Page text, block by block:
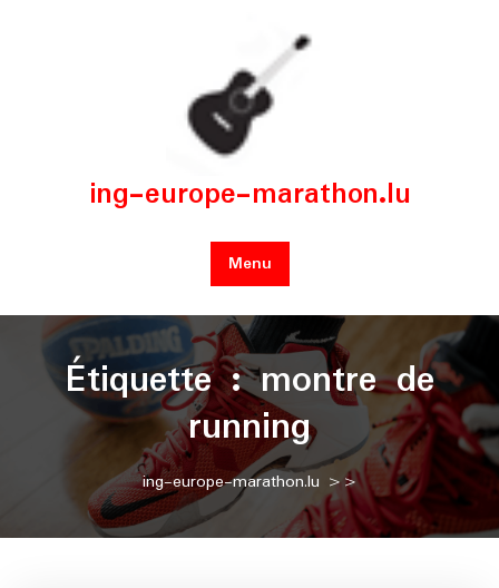
ing-europe-marathon.lu
Menu
Étiquette :montre de
running
ing-europe-marathon.lu >>